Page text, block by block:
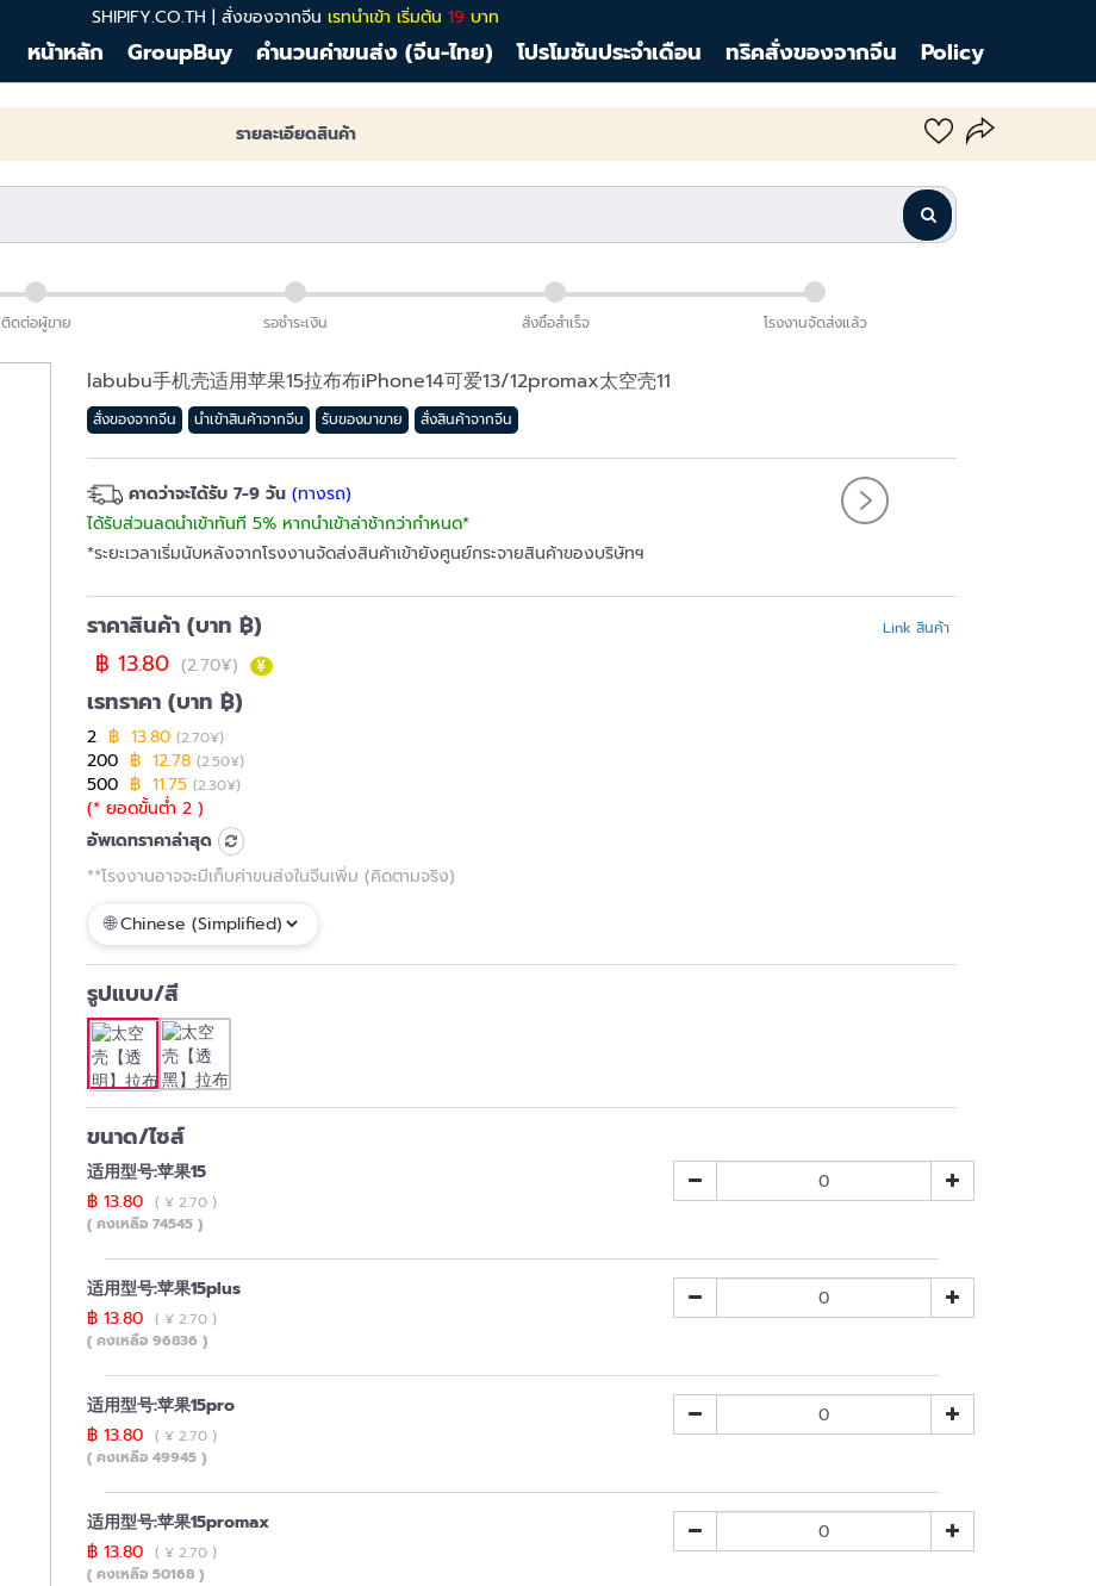
SHIPIFY.CO.TH | สั่งของจากจีน เรทนำเข้า เริ่มต้น 19 บาท
หน้าหลัก GroupBuy คำนวนค่าขนส่ง (จีน-ไทย) โปรโมชันประจำเดือน ทริคสั่งของจากจีน Policy
รายละเอียดสินค้า
ติดต่อผู้ขาย รอชำระเงิน สั่งซื้อสำเร็จ โรงงานจัดส่งแล้ว
labubu手机壳适用苹果15拉布布iPhone14可爱13/12promax太空壳11
สั่งของจากจีน นำเข้าสินค้าจากจีน รับของมาขาย สั่งสินค้าจากจีน
คาดว่าจะได้รับ 7-9 วัน (ทางรถ)
ได้รับส่วนลดนำเข้าทันที 5% หากนำเข้าล่าช้ากว่ากำหนด*
*ระยะเวลาเริ่มนับหลังจากโรงงานจัดส่งสินค้าเข้ายังศูนย์กระจายสินค้าของบริษัทฯ
Link สินค้า
ราคาสินค้า (บาท ฿)
฿ 13.80 (2.70¥)
เรทราคา (บาท ฿)
2 ฿ 13.80 (2.70¥)
200 ฿ 12.78 (2.50¥)
500 ฿ 11.75 (2.30¥)
(* ยอดขั้นต่ำ 2 )
อัพเดทราคาล่าสุด
**โรงงานอาจจะมีเก็บค่าขนส่งในจีนเพิ่ม (คิดตามจริง)
รูปแบบ/สี
ขนาด/ไซส์
适用型号:苹果15
฿ 13.80 ( ¥ 2.70 )
( คงเหลือ 74545 )
适用型号:苹果15plus
฿ 13.80 ( ¥ 2.70 )
( คงเหลือ 96836 )
适用型号:苹果15pro
฿ 13.80 ( ¥ 2.70 )
( คงเหลือ 49945 )
适用型号:苹果15promax
฿ 13.80 ( ¥ 2.70 )
( คงเหลือ 50168 )